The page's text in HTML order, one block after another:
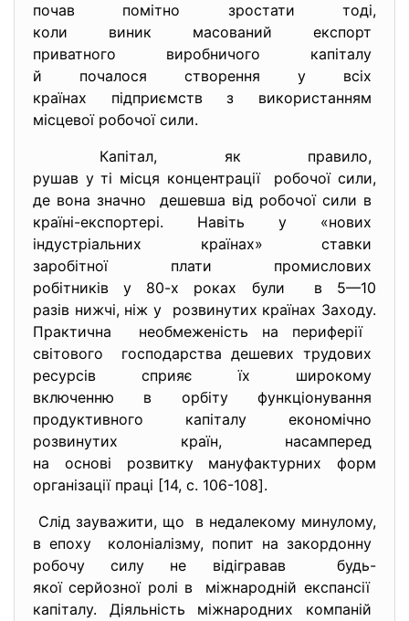
почав помітно зростати тоді,
коли виник масований експорт
приватного виробничого капіталу
й почалося створення у всіх
країнах підприємств з використанням
місцевої робочої сили.
Капітал, як правило,
рушав у ті місця концентрації робочої сили,
де вона значно дешевша від робочої сили в
країні-експортері. Навіть у «нових
індустріальних країнах» ставки
заробітної плати промислових
робітників у 80-х роках були в 5—10
разів нижчі, ніж у розвинутих країнах Заходу.
Практична необмеженість на периферії
світового господарства дешевих трудових
ресурсів сприяє їх широкому
включенню в орбіту функціонування
продуктивного капіталу економічно
розвинутих країн, насамперед
на основі розвитку мануфактурних форм
організації праці [14, c. 106-108].
Слід зауважити, що в недалекому минулому,
в епоху колоніалізму, попит на закордонну
робочу силу не відігравав будь-
якої серйозної ролі в міжнародній експансії
капіталу. Діяльність міжнародних компаній